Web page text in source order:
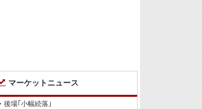
マーケットニュース
後場｢小幅続落｣